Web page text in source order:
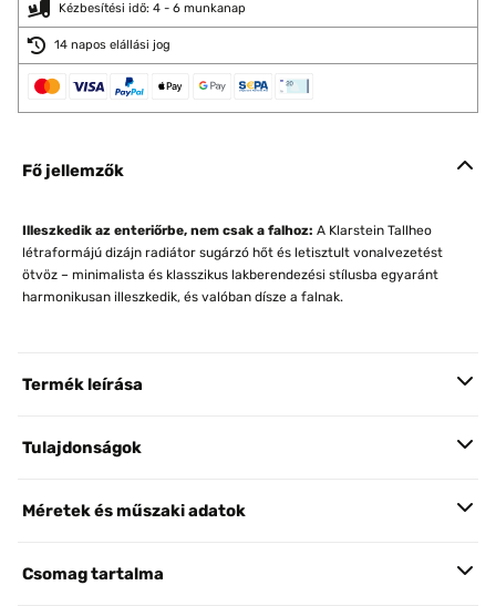
Kézbesítési idő: 4 - 6 munkanap
14 napos elállási jog
Fő jellemzők
Illeszkedik az enteriőrbe, nem csak a falhoz: A Klarstein Tallheo
létraformájú dizájn radiátor sugárzó hőt és letisztult vonalvezetést
ötvöz – minimalista és klasszikus lakberendezési stílusba egyaránt
harmonikusan illeszkedik, és valóban dísze a falnak.
Termék leírása
Tulajdonságok
Méretek és műszaki adatok
Csomag tartalma